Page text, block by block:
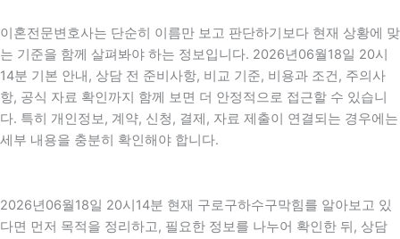
이혼전문변호사는 단순히 이름만 보고 판단하기보다 현재 상황에 맞
는 기준을 함께 살펴봐야 하는 정보입니다. 2026년06월18일 20시
14분 기본 안내, 상담 전 준비사항, 비교 기준, 비용과 조건, 주의사
항, 공식 자료 확인까지 함께 보면 더 안정적으로 접근할 수 있습니
다. 특히 개인정보, 계약, 신청, 결제, 자료 제출이 연결되는 경우에는
세부 내용을 충분히 확인해야 합니다.
2026년06월18일 20시14분 현재 구로구하수구막힘를 알아보고 있
다면 먼저 목적을 정리하고, 필요한 정보를 나누어 확인한 뒤, 상담